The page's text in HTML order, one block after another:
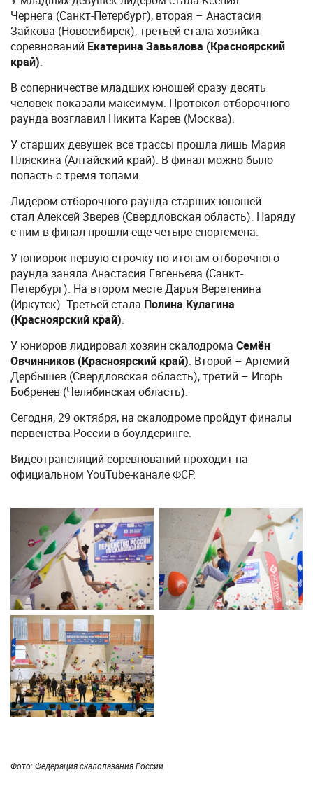
Чернега (Санкт-Петербург), вторая – Анастасия
Зайкова (Новосибирск), третьей стала хозяйка
соревнований Екатерина Завьялова (Красноярский
край).
В соперничестве младших юношей сразу десять
человек показали максимум. Протокол отборочного
раунда возглавил Никита Карев (Москва).
У старших девушек все трассы прошла лишь Мария
Пляскина (Алтайский край). В финал можно было
попасть с тремя топами.
Лидером отборочного раунда старших юношей
стал Алексей Зверев (Свердловская область). Наряду
с ним в финал прошли ещё четыре спортсмена.
У юниорок первую строчку по итогам отборочного
раунда заняла Анастасия Евгеньева (Санкт-
Петербург). На втором месте Дарья Веретенина
(Иркутск). Третьей стала Полина Кулагина
(Красноярский край).
У юниоров лидировал хозяин скалодрома Семён
Овчинников (Красноярский край). Второй – Артемий
Дербышев (Свердловская область), третий – Игорь
Бобренев (Челябинская область).
Сегодня, 29 октября, на скалодроме пройдут финалы
первенства России в боулдеринге.
Видеотрансляций соревнований проходит на
официальном YouTube-канале ФСР.
Фото: Федерация скалолазания России